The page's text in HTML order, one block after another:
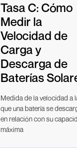
Tasa C: Cómo
Medir la
Velocidad de
Carga y
Descarga de
Baterías
Medida de la velocidad a
que una batería se
en relación con su
máxima